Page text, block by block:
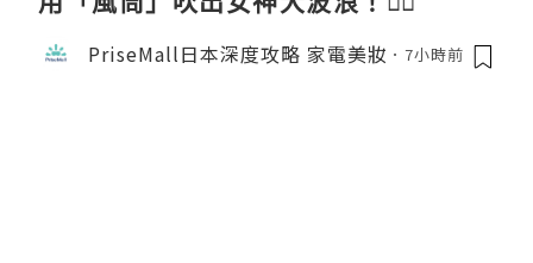
PriseMall日本深度攻略 家電美妝 7小時前